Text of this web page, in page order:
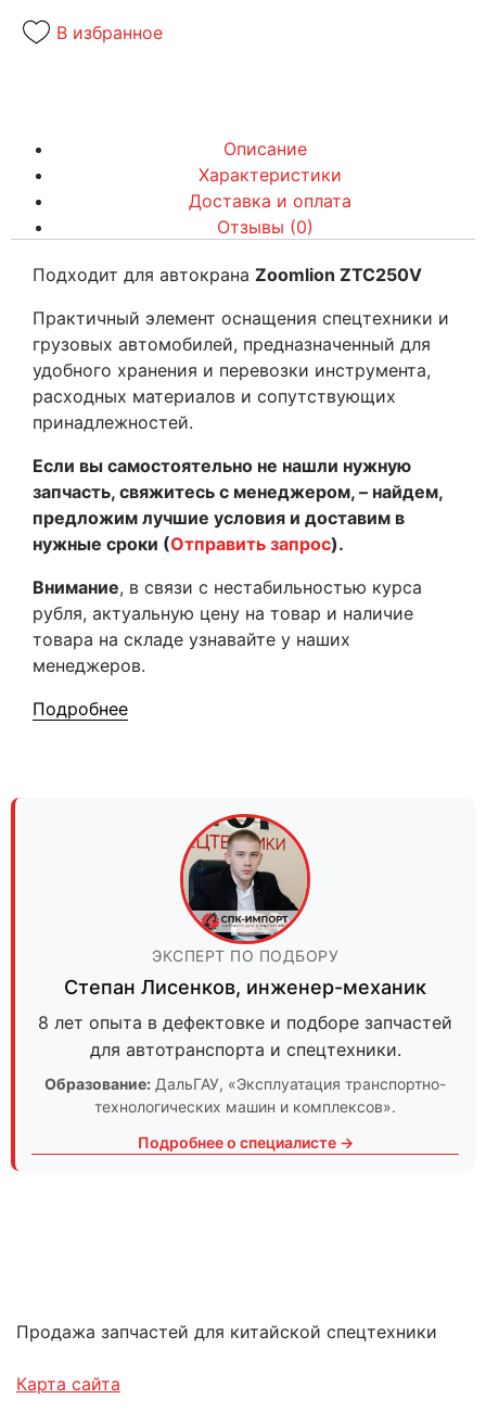
В избранное
Описание
Характеристики
Доставка и оплата
Отзывы (0)
Подходит для автокрана Zoomlion ZTC250V
Практичный элемент оснащения спецтехники и
грузовых автомобилей, предназначенный для
удобного хранения и перевозки инструмента,
расходных материалов и сопутствующих
принадлежностей.
Если вы самостоятельно не нашли нужную
запчасть, свяжитесь с менеджером, – найдем,
предложим лучшие условия и доставим в
нужные сроки (Отправить запрос).
Внимание, в связи с нестабильностью курса
рубля, актуальную цену на товар и наличие
товара на складе узнавайте у наших
менеджеров.
Подробнее
ЭКСПЕРТ ПО ПОДБОРУ
Степан Лисенков, инженер-механик
8 лет опыта в дефектовке и подборе запчастей
для автотранспорта и спецтехники.
Образование: ДальГАУ, «Эксплуатация транспортно-
технологических машин и комплексов».
Подробнее о специалисте →
Продажа запчастей для китайской спецтехники
Карта сайта